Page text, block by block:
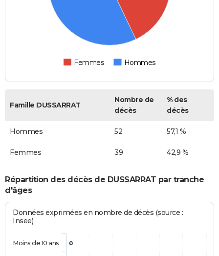
Femmes Hommes
Famille DUSSARRAT
Nombre de
décès
% des
décès
Hommes 52 57,1 %
Femmes 39 42,9 %
Répartition des décès de DUSSARRAT par tranche
d'âges
Données exprimées en nombre de décès (source :
Insee)
0
Moins de 10 ans